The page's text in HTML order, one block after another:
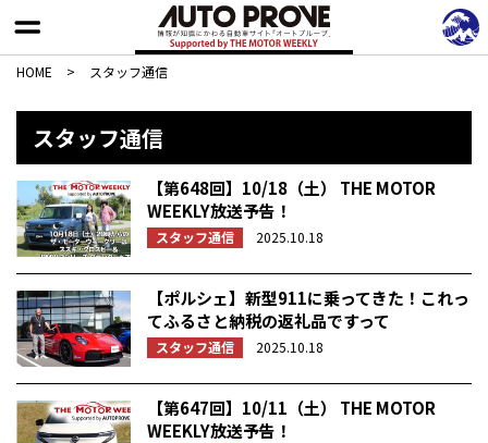
HOME > スタッフ通信
スタッフ通信
【第648回】10/18（土） THE MOTOR
WEEKLY放送予告！
スタッフ通信 2025.10.18
【ポルシェ】新型911に乗ってきた！これっ
てふるさと納税の返礼品ですって
スタッフ通信 2025.10.18
【第647回】10/11（土） THE MOTOR
WEEKLY放送予告！